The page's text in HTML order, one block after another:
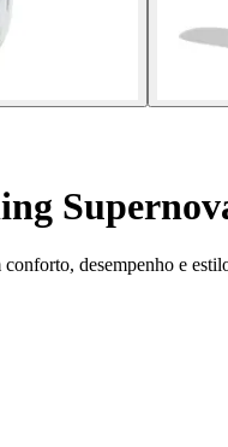
desempenho e